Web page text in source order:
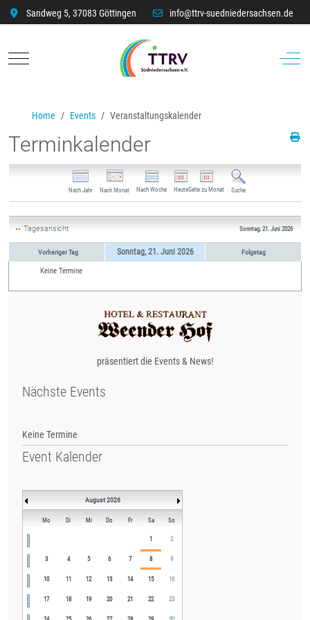
Sandweg 5, 37083 Göttingen info@ttrv-suedniedersachsen.de
Mobile Menu Toggle Off-
Home Events Veranstaltungskalender
Terminkalender
Nach Jahr Nach Monat Nach Woche HeuteGehe zu Monat Suche
Tagesansicht Sonntag, 21. Juni 2026
Vorheriger Tag Sonntag, 21. Juni 2026 Folgetag
Keine Termine
präsentiert die Events & News!
Nächste Events
Keine Termine
Event Kalender
August 2026
Mo Di Mi Do Fr Sa So
1 2
3 4 5 6 7 8 9
10 11 12 13 14 15 16
17 18 19 20 21 22 23